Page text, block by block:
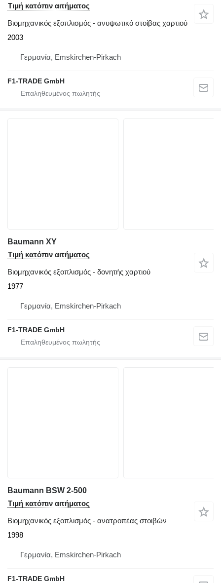
Τιμή κατόπιν αιτήματος
Βιομηχανικός εξοπλισμός - ανυψωτικό στοίβας χαρτιού
2003
Γερμανία, Emskirchen-Pirkach
F1-TRADE GmbH
Baumann XY
Τιμή κατόπιν αιτήματος
Βιομηχανικός εξοπλισμός - δονητής χαρτιού
1977
Γερμανία, Emskirchen-Pirkach
F1-TRADE GmbH
Baumann BSW 2-500
Τιμή κατόπιν αιτήματος
Βιομηχανικός εξοπλισμός - ανατροπέας στοιβών
1998
Γερμανία, Emskirchen-Pirkach
F1-TRADE GmbH